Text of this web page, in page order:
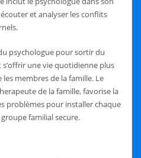
et analyser les conflits
psychologue pour sortir du
une vie quotidienne plus
membres de la famille. Le
de la famille, favorise la
problèmes pour installer chaque
familial secure.